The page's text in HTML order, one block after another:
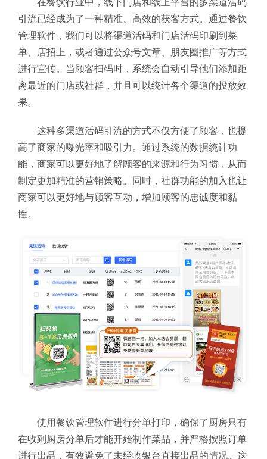
引流已经成为了一种精准、高效的获客方式。通过餐饮
管理软件，我们可以将渠道活码和门店活码印刷到菜
单、店招上，或者通过公众号文章、朋友圈推广等方式
进行宣传。当顾客扫码时，系统会自动引导他们添加距
离最近的门店或社群，并且可以统计各个渠道的投放效
果。
这种多渠道活码引流的方式不仅方便了顾客，也提
高了商家的曝光率和吸引力。通过系统的数据统计功
能，商家可以更好地了解顾客的来源和行为习惯，从而
制定更加精准的营销策略。同时，社群功能的加入也让
商家可以更好地与顾客互动，增加顾客的忠诚度和黏
性。
使用餐饮管理软件进行分单打印，确保了厨房只有
在收到厨房分单后才能开始制作菜品，并严格按照订单
进行出品，有效避免了未经收银台直接出品的情况。这